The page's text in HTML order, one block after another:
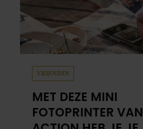
VRIENDIN
MET DEZE MINI
FOTOPRINTER VAN